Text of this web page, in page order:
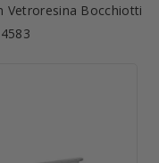
Vetroresina Bocchiotti